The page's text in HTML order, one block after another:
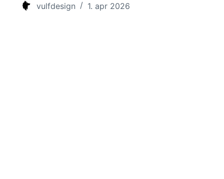
vulfdesign 1. apr 2026